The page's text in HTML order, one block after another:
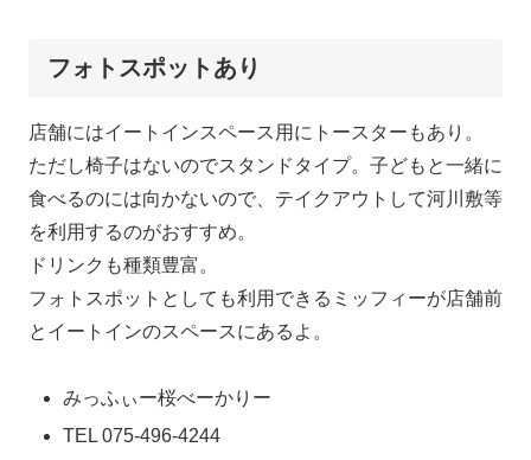
フォトスポットあり
店舗にはイートインスペース用にトースターもあり。
ただし椅子はないのでスタンドタイプ。子どもと一緒に
食べるのには向かないので、テイクアウトして河川敷等
を利用するのがおすすめ。
ドリンクも種類豊富。
フォトスポットとしても利用できるミッフィーが店舗前
とイートインのスペースにあるよ。
みっふぃー桜べーかりー
TEL 075-496-4244